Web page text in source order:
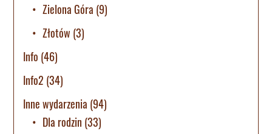
Zielona Góra (9)
Złotów (3)
Info (46)
Info2 (34)
Inne wydarzenia (94)
Dla rodzin (33)